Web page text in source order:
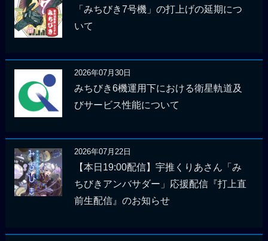
「みちびき7号機」の打上げの延期につ
いて
2026年07月30日
みちびき6機運用下における衛星軌道及
びサービス性能について
2026年07月22日
【本日19:00配信】宇推くりあさん「み
ちびきアンバサダー」応援配信『打上直
前生配信』のお知らせ